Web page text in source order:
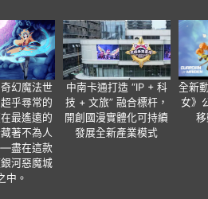
幻魔法世
乎尋常的
最遙遠的
著不為人
盡在這款
河惡魔城
中。
中南卡通打造 “IP + 科
技 + 文旅” 融合標杆，
開創國漫實體化可持續
發展全新產業模式
全新
女》